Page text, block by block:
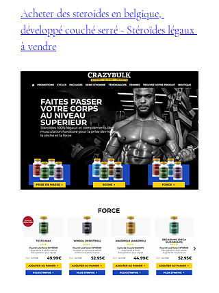
Acheter des steroides en belgique,
développé couché serré - Stéroïdes légaux
à vendre